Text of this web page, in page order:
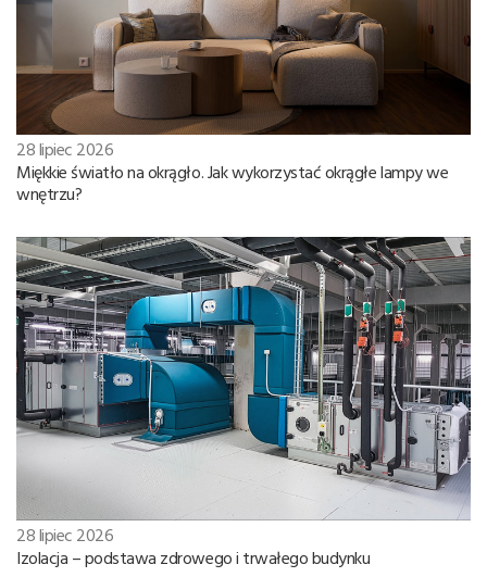
28 lipiec 2026
Miękkie światło na okrągło. Jak wykorzystać okrągłe lampy we
wnętrzu?
28 lipiec 2026
Izolacja – podstawa zdrowego i trwałego budynku